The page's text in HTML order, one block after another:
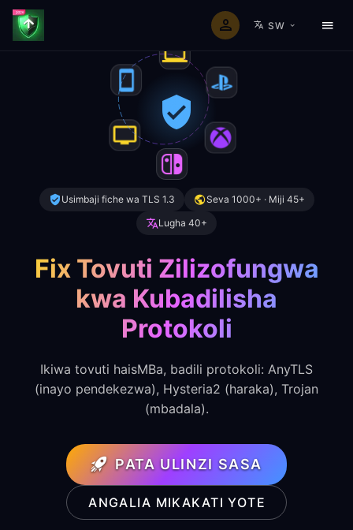
SW
Usimbaji fiche wa TLS 1.3
Seva 1000+ · Miji 45+
Lugha 40+
Fix Tovuti Zilizofungwa
kwa Kubadilisha
Protokoli
Ikiwa tovuti haisMBa, badili protokoli: AnyTLS
(inayo pendekezwa), Hysteria2 (haraka), Trojan
(mbadala).
PATA ULINZI SASA
ANGALIA MIKAKATI YOTE